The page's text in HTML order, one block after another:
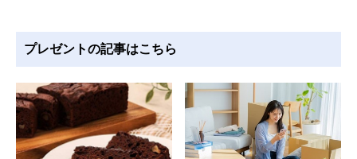
プレゼントの記事はこちら